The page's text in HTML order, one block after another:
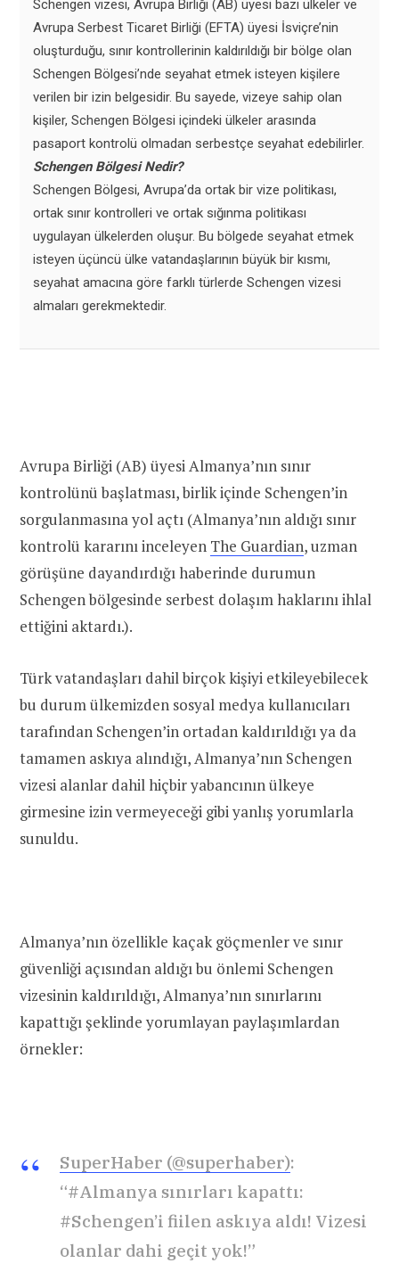
Schengen vizesi, Avrupa Birliği (AB) üyesi bazı ülkeler ve
Avrupa Serbest Ticaret Birliği (EFTA) üyesi İsviçre’nin
oluşturduğu, sınır kontrollerinin kaldırıldığı bir bölge olan
Schengen Bölgesi’nde seyahat etmek isteyen kişilere
verilen bir izin belgesidir. Bu sayede, vizeye sahip olan
kişiler, Schengen Bölgesi içindeki ülkeler arasında
pasaport kontrolü olmadan serbestçe seyahat edebilirler.
Schengen Bölgesi Nedir?
Schengen Bölgesi, Avrupa’da ortak bir vize politikası,
ortak sınır kontrolleri ve ortak sığınma politikası
uygulayan ülkelerden oluşur. Bu bölgede seyahat etmek
isteyen üçüncü ülke vatandaşlarının büyük bir kısmı,
seyahat amacına göre farklı türlerde Schengen vizesi
almaları gerekmektedir.
Avrupa Birliği (AB) üyesi Almanya’nın sınır
kontrolünü başlatması, birlik içinde Schengen’in
sorgulanmasına yol açtı (Almanya’nın aldığı sınır
kontrolü kararını inceleyen The Guardian, uzman
görüşüne dayandırdığı haberinde durumun
Schengen bölgesinde serbest dolaşım haklarını ihlal
ettiğini aktardı.).
Türk vatandaşları dahil birçok kişiyi etkileyebilecek
bu durum ülkemizden sosyal medya kullanıcıları
tarafından Schengen’in ortadan kaldırıldığı ya da
tamamen askıya alındığı, Almanya’nın Schengen
vizesi alanlar dahil hiçbir yabancının ülkeye
girmesine izin vermeyeceği gibi yanlış yorumlarla
sunuldu.
Almanya’nın özellikle kaçak göçmenler ve sınır
güvenliği açısından aldığı bu önlemi Schengen
vizesinin kaldırıldığı, Almanya’nın sınırlarını
kapattığı şeklinde yorumlayan paylaşımlardan
örnekler:
SuperHaber (@superhaber):
“#Almanya sınırları kapattı:
#Schengen’i fiilen askıya aldı! Vizesi
olanlar dahi geçit yok!”